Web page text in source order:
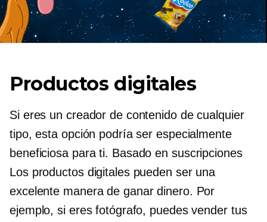
Productos digitales
Si eres un creador de contenido de cualquier
tipo, esta opción podría ser especialmente
beneficiosa para ti. Basado en suscripciones
Los productos digitales pueden ser una
excelente manera de ganar dinero. Por
ejemplo, si eres fotógrafo, puedes vender tus